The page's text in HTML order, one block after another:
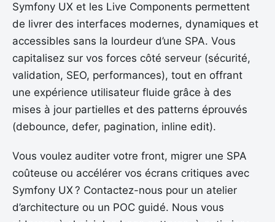
Symfony UX et les Live Components permettent
de livrer des interfaces modernes, dynamiques et
accessibles sans la lourdeur d’une SPA. Vous
capitalisez sur vos forces côté serveur (sécurité,
validation, SEO, performances), tout en offrant
une expérience utilisateur fluide grâce à des
mises à jour partielles et des patterns éprouvés
(debounce, defer, pagination, inline edit).
Vous voulez auditer votre front, migrer une SPA
coûteuse ou accélérer vos écrans critiques avec
Symfony UX ? Contactez-nous pour un atelier
d’architecture ou un POC guidé. Nous vous